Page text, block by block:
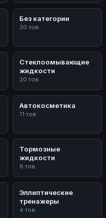
Без категории
30 тов.
Стеклоомывающие
жидкости
20 тов.
Автокосметика
11 тов.
Тормозные
жидкости
6 тов.
Эллиптические
тренажеры
4 тов.